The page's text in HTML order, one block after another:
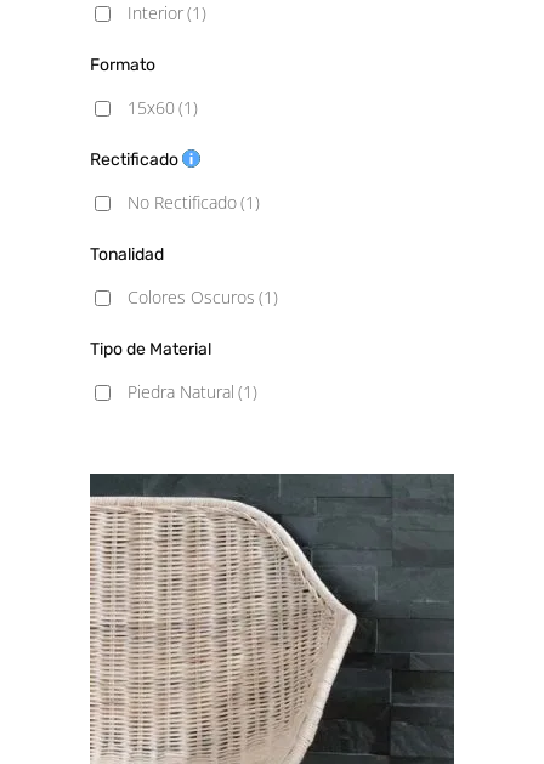
Interior(1)
Formato
15x60 (1)
Rectificado
No Rectificado(1)
Tonalidad
Colores Oscuros (1)
Tipo de Material
Piedra Natural (1)